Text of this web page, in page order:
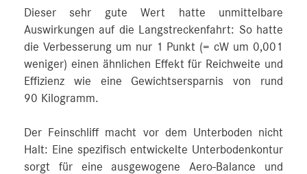
Dieser sehr gute Wert hatte unmittelbare
Auswirkungen auf die Langstreckenfahrt: So hatte
die Verbesserung um nur 1 Punkt (= cW um 0,001
weniger) einen ähnlichen Effekt für Reichweite und
Effizienz wie eine Gewichtsersparnis von rund
90 Kilogramm.
Der Feinschliff macht vor dem Unterboden nicht
Halt: Eine spezifisch entwickelte Unterbodenkontur
sorgt für eine ausgewogene Aero-Balance und